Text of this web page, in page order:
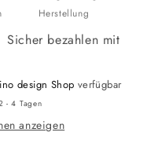
Herstellung
Sicher bezahlen mit
design Shop verfügbar
- 4 Tagen
anzeigen